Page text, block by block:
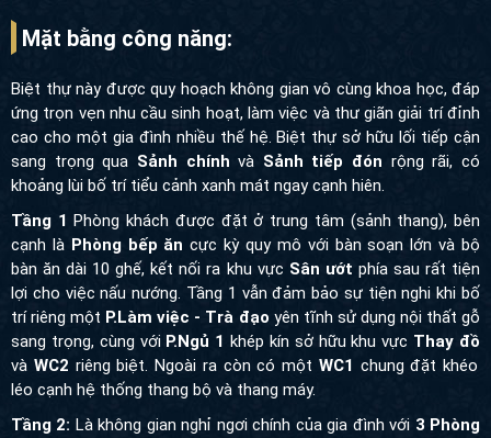
Mặt bằng công năng:
Biệt thự này được quy hoạch không gian vô cùng khoa học, đáp
ứng trọn vẹn nhu cầu sinh hoạt, làm việc và thư giãn giải trí đỉnh
cao cho một gia đình nhiều thế hệ. Biệt thự sở hữu lối tiếp cận
sang trọng qua Sảnh chính và Sảnh tiếp đón rộng rãi, có
khoảng lùi bố trí tiểu cảnh xanh mát ngay cạnh hiên.
Tầng 1 Phòng khách được đặt ở trung tâm (sảnh thang), bên
cạnh là Phòng bếp ăn cực kỳ quy mô với bàn soạn lớn và bộ
bàn ăn dài 10 ghế, kết nối ra khu vực Sân ướt phía sau rất tiện
lợi cho việc nấu nướng. Tầng 1 vẫn đảm bảo sự tiện nghi khi bố
trí riêng một P.Làm việc - Trà đạo yên tĩnh sử dụng nội thất gỗ
sang trọng, cùng với P.Ngủ 1 khép kín sở hữu khu vực Thay đồ
và WC2 riêng biệt. Ngoài ra còn có một WC1 chung đặt khéo
léo cạnh hệ thống thang bộ và thang máy.
Tầng 2: Là không gian nghỉ ngơi chính của gia đình với 3 Phòng